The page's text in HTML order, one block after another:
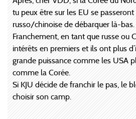
tu peux être sur les EU se
russo/chinoise de débarquer là-bas.
Franchement, en tant que russe ou
intérêts en premiers et ils ont plus
grande puissance comme les USA
comme la Corée.
Si KJU décide de franchir le pas, le
choisir son camp.